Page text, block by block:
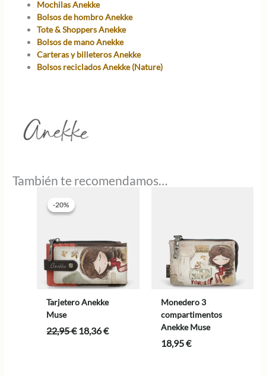
Mochilas Anekke
Bolsos de hombro Anekke
Tote & Shoppers Anekke
Bolsos de mano Anekke
Carteras y billeteros Anekke
Bolsos reciclados Anekke (Nature)
También te recomendamos…
-20%
-20%
Tarjetero Anekke
Muse
22,95€El
18,36€El
Monedero 3
compartimentos
Anekke Muse
18,95€